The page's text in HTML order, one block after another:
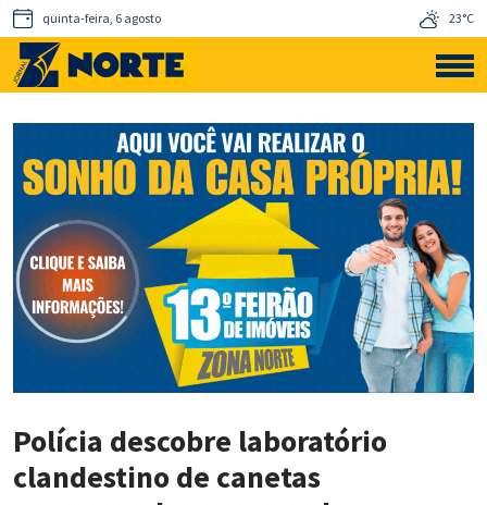
quinta-feira, 6 agosto 23°C
Polícia descobre laboratório
clandestino de canetas